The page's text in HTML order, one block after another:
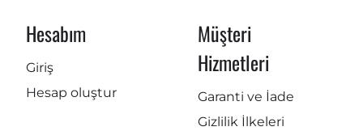
Hesabım
Giriş
Hesap oluştur
Müşteri
Hizmetleri
Garanti ve İade
Gizlilik İlkeleri